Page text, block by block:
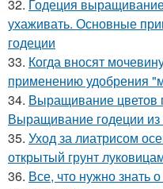
32. Годеция
ухаживать. Основные
годеции
33. Когда вносят
применению удобрения
34. Выращивание цветов
Выращивание годеции
35. Уход за лиатрисом
открытый грунт
36. Все, что нужно знать